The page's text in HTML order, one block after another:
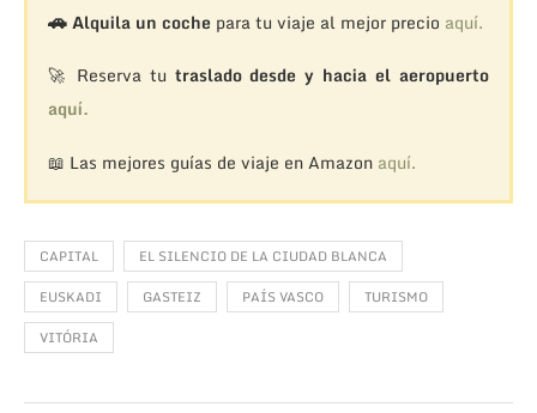
🚗Alquila un coche para tu viaje al mejor precio aquí.
🚀 Reserva tu traslado desde y hacia el aeropuerto
aquí.
📖 Las mejores guías de viaje en Amazon aquí.
CAPITAL
EL SILENCIO DE LA CIUDAD BLANCA
EUSKADI
GASTEIZ PAÍS VASCO
TURISMO
VITÓRIA